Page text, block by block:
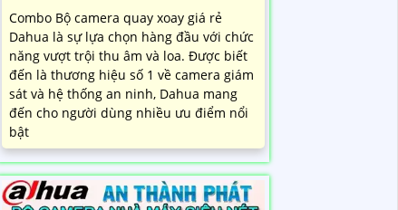
Combo Bộ camera quay xoay giá rẻ
Dahua là sự lựa chọn hàng đầu với chức
năng vượt trội thu âm và loa. Được biết
đến là thương hiệu số 1 về camera giám
sát và hệ thống an ninh, Dahua mang
đến cho người dùng nhiều ưu điểm nổi
bật